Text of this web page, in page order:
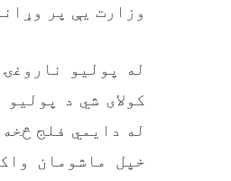
وزارت یې پر
له پولیو
کولای شي د
له دایمي فلج
خپل ماشومان